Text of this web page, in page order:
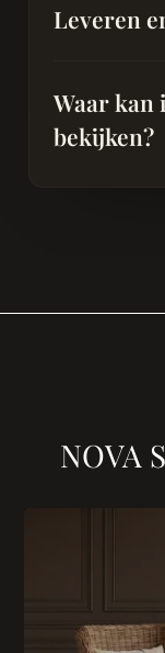
Leveren
Waar kan
bekijken?
NOVA